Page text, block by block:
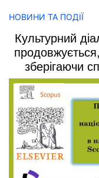
НОВИНИ ТА ПОДІЇ
Культурний
зберігаючи